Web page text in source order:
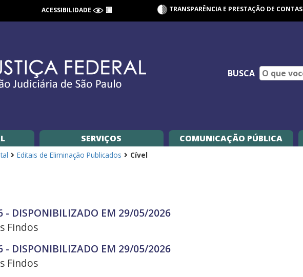
ACESSIBILIDADE TRANSPARÊNCIA E PRESTAÇÃO DE CONTAS
BUSCA
SERVIÇOS COMUNICAÇÃO PÚBLICA
Editais de Eliminação Publicados Cível
- DISPONIBILIZADO EM 29/05/2026
Findos
- DISPONIBILIZADO EM 29/05/2026
Findos